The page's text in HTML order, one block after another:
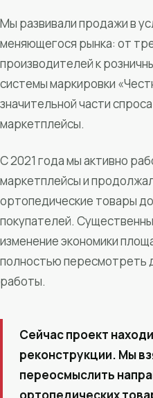
Мы развивали продажи в
меняющегося рынка: от
производителей к
системы маркировки
значительной части
маркетплейсы.
С 2021 года мы активно
маркетплейсы и
ортопедические товары
покупателей.
изменение экономики
полностью пересмотреть
работы.
Сейчас проект
реконструкции. Мы
переосмыслить